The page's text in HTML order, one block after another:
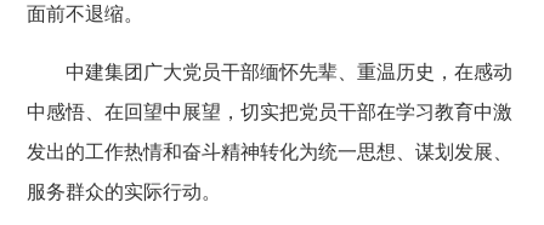
面前不退缩。
中建集团广大党员干部缅怀先辈、重温历史，在感动
中感悟、在回望中展望，切实把党员干部在学习教育中激
发出的工作热情和奋斗精神转化为统一思想、谋划发展、
服务群众的实际行动。